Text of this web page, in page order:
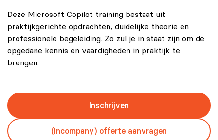
Deze Microsoft Copilot training bestaat uit
praktijkgerichte opdrachten, duidelijke theorie en
professionele begeleiding. Zo zul je in staat zijn om de
opgedane kennis en vaardigheden in praktijk te
brengen.
Inschrijven
(Incompany) offerte aanvragen